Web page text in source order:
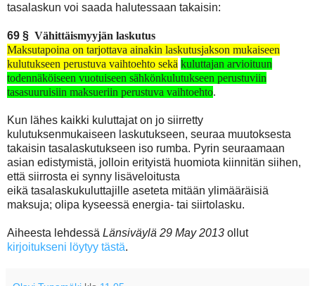
tasalaskun voi saada halutessaan takaisin:
69 § Vähittäismyyjän laskutus
Maksutapoina on tarjottava ainakin laskutusjakson mukaiseen
kulutukseen perustuva vaihtoehto sekä kuluttajan arvioituun
todennäköiseen vuotuiseen sähkönkulutukseen perustuviin
tasasuuruisiin maksueriin perustuva vaihtoehto.
Kun lähes kaikki kuluttajat on jo siirretty
kulutuksenmukaiseen laskutukseen, seuraa muutoksesta
takaisin tasalaskutukseen iso rumba. Pyrin seuraamaan
asian edistymistä, jolloin erityistä huomiota kiinnitän siihen,
että siirrosta ei synny lisäveloitusta
eikä tasalaskukuluttajille aseteta mitään ylimääräisiä
maksuja; olipa kyseessä energia- tai siirtolasku.
Aiheesta lehdessä Länsiväylä 29 May 2013 ollut
kirjoitukseni löytyy tästä.